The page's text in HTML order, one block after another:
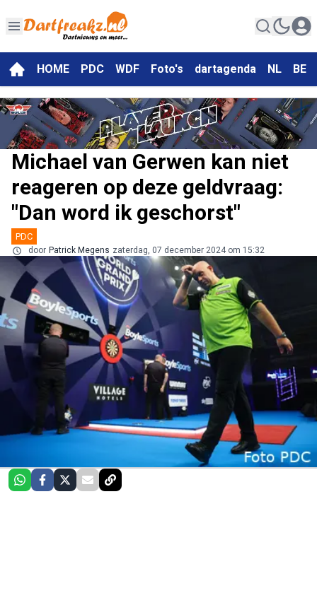
HOME PDC WDF Foto's dartagenda NL BE
Michael van Gerwen kan niet
reageren op deze geldvraag:
"Dan word ik geschorst"
PDC
door Patrick Megens zaterdag, 07 december 2024 om 15:32